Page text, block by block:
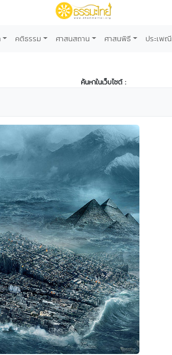
คติธรรม ศาสนสถาน ศาสนพิธี ประเพณี
ค้นหาในเว็บไซต์ :